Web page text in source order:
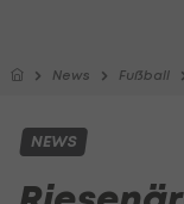
News Fußball
NEWS